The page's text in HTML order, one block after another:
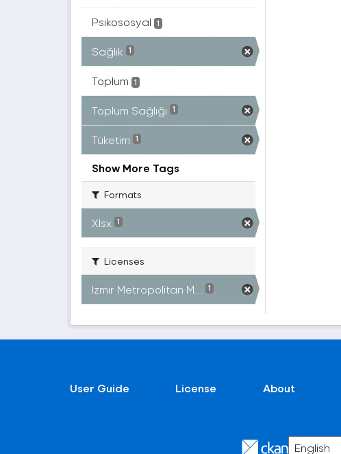
Psikososyal 1
Sağlık 1
Toplum 1
Toplum Sağlığı 1
Tüketim 1
Show More Tags
Formats
Xlsx 1
Licenses
Izmir Metropolitan M... 1
User Guide License About